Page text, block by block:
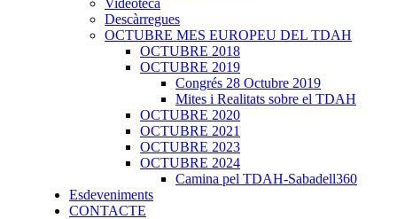
Videoteca
Descàrregues
OCTUBRE MES EUROPEU DEL TDAH
OCTUBRE 2018
OCTUBRE 2019
Congrés 28 Octubre 2019
Mites i Realitats sobre el TDAH
OCTUBRE 2020
OCTUBRE 2021
OCTUBRE 2023
OCTUBRE 2024
Camina pel TDAH-Sabadell360
Esdeveniments
CONTACTE